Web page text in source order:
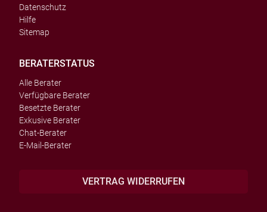
Datenschutz
Hilfe
Sitemap
BERATERSTATUS
Alle Berater
Verfügbare Berater
Besetzte Berater
Exkusive Berater
Chat-Berater
E-Mail-Berater
VERTRAG WIDERRUFEN